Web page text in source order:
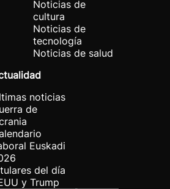
Noticias de
cultura
Noticias de
tecnología
Noticias de salud
noticias
de
Euskadi
del día
y Trump